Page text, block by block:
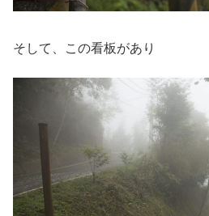
そして、この看板があり